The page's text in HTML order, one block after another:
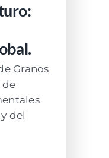
Granos
de
del